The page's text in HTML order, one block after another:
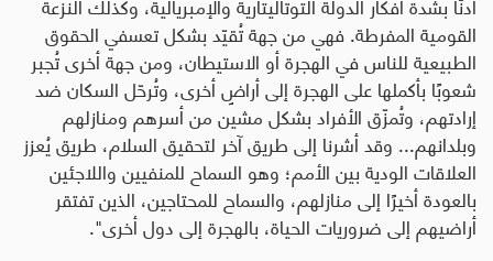
القومية المفرطة. فهي من جهة تُقيّد بشكل تعسفي الحقوق
الطبيعية للناس في الهجرة أو الاستيطان، ومن جهة أخرى تُجبر
شعوبًا بأكملها على الهجرة إلى أراضٍ أخرى، وتُرحّل السكان ضد
إرادتهم، وتُمزّق الأفراد بشكل مشين من أسرهم ومنازلهم
وبلدانهم... وقد أشرنا إلى طريق آخر لتحقيق السلام، طريق يُعزز
العلاقات الودية بين الأمم؛ وهو السماح للمنفيين واللاجئين
بالعودة أخيرًا إلى منازلهم، والسماح للمحتاجين، الذين تفتقر
أراضيهم إلى ضروريات الحياة، بالهجرة إلى دول أخرى".